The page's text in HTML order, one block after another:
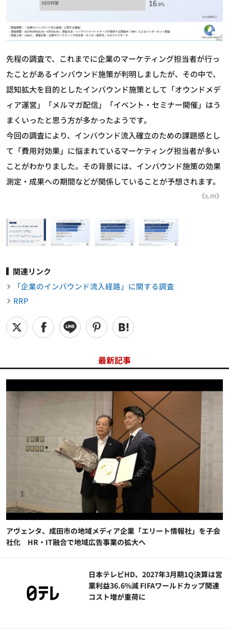
先程の調査で、これまでに企業のマーケティング担当者が行っ
たことがあるインバウンド施策が判明しましたが、その中で、
認知拡大を目的としたインバウンド施策として「オウンドメデ
ィア運営」「メルマガ配信」「イベント・セミナー開催」はう
まくいったと思う方が多かったようです。
今回の調査により、インバウンド流入確立のための課題感とし
て「費用対効果」に悩まれているマーケティング担当者が多い
ことがわかりました。その背景には、インバウンド施策の効果
測定・成果への期間などが関係していることが予想されます。
《s.m》
関連リンク
「企業のインバウンド流入経路」に関する調査
RRP
最新記事
アヴェンタ、成田市の地域メディア企業「エリート情報社」を子会
社化 HR・IT融合で地域広告事業の拡大へ
日本テレビHD、2027年3月期1Q決算は営
業利益36.6%減 FIFAワールドカップ関連
コスト増が重荷に